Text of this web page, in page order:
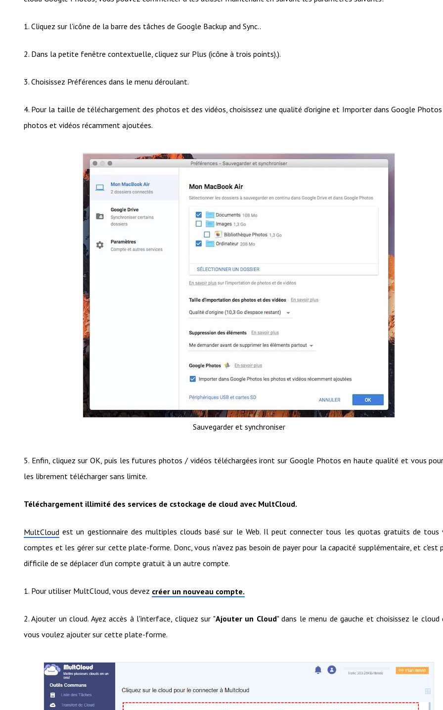
1. Cliquez sur l'icône de la barre des tâches de Google Backup and Sync..
2. Dans la petite fenêtre contextuelle, cliquez sur Plus (icône à trois points).).
3. Choisissez Préférences dans le menu déroulant.
4. Pour la taille de téléchargement des photos et des vidéos, choisissez une qualité d'origine et Importer dans Google
photos et vidéos récamment ajoutées.
Sauvegarder et synchroniser
5. Enfin, cliquez sur OK, puis les futures photos / vidéos téléchargées iront sur Google Photos en haute qualité et vous
les librement télécharger sans limite.
Téléchargement illimité des services de cstockage de cloud avec MultCloud.
MultCloud est un gestionnaire des multiples clouds basé sur le Web. Il peut connecter tous les quotas gratuits de tous
comptes et les gérer sur cette plate-forme. Donc, vous n'avez pas besoin de payer pour la capacité supplémentaire, et c'est
difficile de se déplacer d'un compte gratuit à un autre compte.
1. Pour utiliser MultCloud, vous devez créer un nouveau compte.
2. Ajouter un cloud. Ayez accès à l'interface, cliquez sur "Ajouter un Cloud" dans le menu de gauche et choisissez le cloud
vous voulez ajouter sur cette plate-forme.